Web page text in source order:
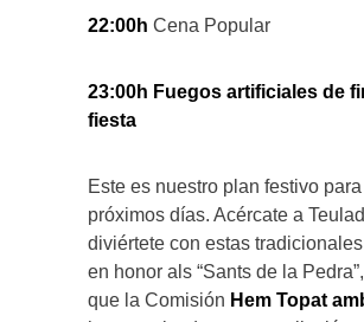
22:00h Cena Popular
23:00h Fuegos artificiales de
fiesta
Este es nuestro plan festivo
próximos días. Acércate a
diviértete con estas
en honor als “Sants de la
que la Comisión Hem Topat